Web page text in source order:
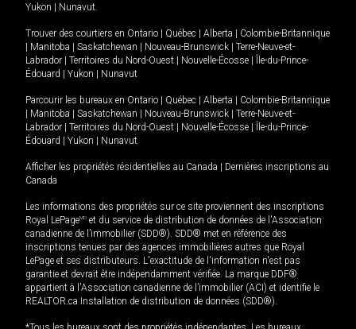
Yukon
Nunavut.
Trouver des courtiers en Ontario Québec Alberta
Colombie-Britannique
Manitoba Saskatchewan Nouveau-Brunswick
Terre-Neuve-et-
Labrador
Territoires du Nord-Ouest Nouvelle-Écosse
Île-du-Prince-
Édouard
Yukon Nunavut
Parcourir les bureaux en Ontario Québec Alberta
Colombie-Britannique
Manitoba Saskatchewan Nouveau-Brunswick
Terre-Neuve-et-
Labrador
Territoires du Nord-Ouest Nouvelle-Écosse
Île-du-Prince-
Édouard
Yukon Nunavut
Afficher les propriétés résidentielles au Canada
Dernières inscriptions au
Canada
Les informations des propriétés sur ce site proviennent des inscriptions
Royal LePageMD et du service de distribution de données de l'Association
canadienne de l’immobilier (SDD®). SDD® met en référence des
inscriptions tenues par des agences immobilières autres que Royal
LePage et ses distributeurs. L'exactitude de l'information n'est pas
garantie et devrait être indépendamment vérifiée. La marque DDF®
appartient à l'Association canadienne de l’immobilier (ACI) et identifie le
REALTOR.ca Installation de distribution de données (SDD®).